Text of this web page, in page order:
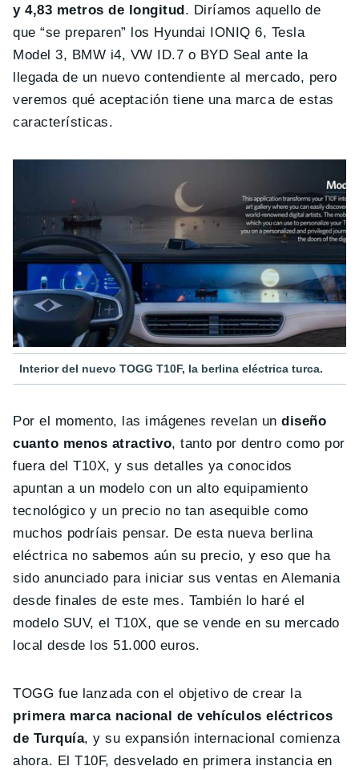
y 4,83 metros de longitud . Diríamos aquello de
que “se preparen” los Hyundai IONIQ 6, Tesla
Model 3, BMW i4, VW ID.7 o BYD Seal ante la
llegada de un nuevo contendiente al mercado, pero
veremos qué aceptación tiene una marca de estas
características.
Interior del nuevo TOGG T10F, la berlina eléctrica turca.
Por el momento, las imágenes revelan undiseño
cuanto menos atractivo, tanto por dentro como por
fuera del T10X, y sus detalles ya conocidos
apuntan a un modelo con un alto equipamiento
tecnológico y un precio no tan asequible como
muchos podríais pensar. De esta nueva berlina
eléctrica no sabemos aún su precio, y eso que ha
sido anunciado para iniciar sus ventas en Alemania
desde finales de este mes. También lo haré el
modelo SUV, el T10X, que se vende en su mercado
local desde los 51.000 euros.
TOGG fue lanzada con el objetivo de crear la
primera marca nacional de vehículos eléctricos
de Turquía, y su expansión internacional comienza
ahora. El T10F, desvelado en primera instancia en